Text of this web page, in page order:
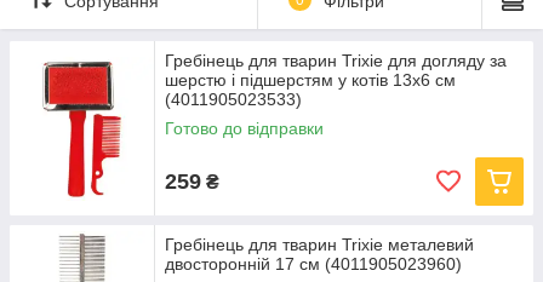
Всі товари виготовлені з
безпечних і міцних матеріалів
, що
гарантуєдовговічність і зручність використання.
Гребінець для тварин Trixie для догляду за
шерстю і підшерстям у котів 13х6 см
(4011905023533)
Готово до відправки
259 ₴
Гребінець для тварин Trixie металевий
двосторонній 17 см (4011905023960)